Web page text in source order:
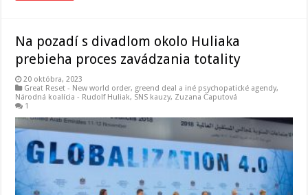
Na pozadí s divadlom okolo Huliaka
prebieha proces zavádzania totality
20 októbra, 2023
Great Reset - New world order, greend deal a iné psychopatické agendy,
Národná koalícia - Rudolf Huliak, SNS kauzy, Zuzana Čaputová
1